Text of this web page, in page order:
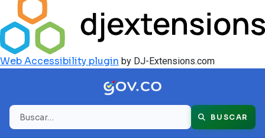
Web Accessibility plugin by DJ-Extensions.com
Buscar BUSCAR